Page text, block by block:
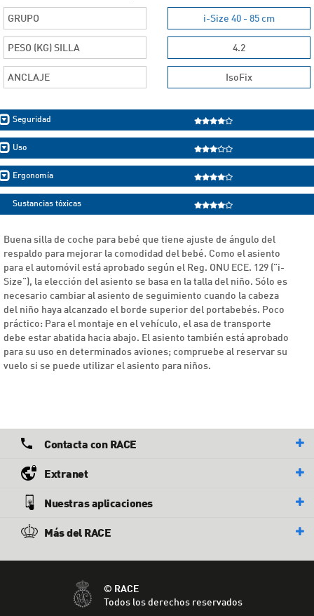
GRUPO i-Size 40 - 85 cm
PESO (KG) SILLA 4.2
ANCLAJE IsoFix
Seguridad
Uso
Ergonomía
Sustancias tóxicas
Buena silla de coche para bebé que tiene ajuste de ángulo del
respaldo para mejorar la comodidad del bebé. Como el asiento
para el automóvil está aprobado según el Reg. ONU ECE. 129 ("i-
Size"), la elección del asiento se basa en la talla del niño. Sólo es
necesario cambiar al asiento de seguimiento cuando la cabeza
del niño haya alcanzado el borde superior del portabebés. Poco
práctico: Para el montaje en el vehículo, el asa de transporte
debe estar abatida hacia abajo. El asiento también está aprobado
para su uso en determinados aviones; compruebe al reservar su
vuelo si se puede utilizar el asiento para niños.
Contacta con RACE
Extranet
Nuestras aplicaciones
Más del RACE
© RACE
Todos los derechos reservados